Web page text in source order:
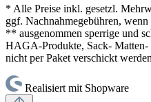
* Alle Preise inkl. gesetzl.
ggf. Nachnahmegebühren, wenn
** ausgenommen sperrige und
HAGA-Produkte, Sack-
nicht per Paket verschickt
Realisiert mit Shopware